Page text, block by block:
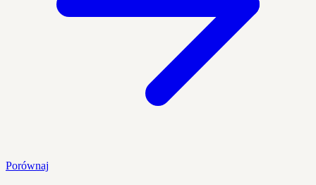
Porównaj